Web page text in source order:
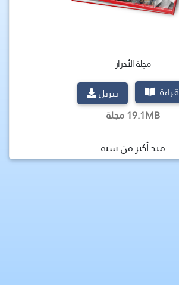
مجلة الأحرار
قراءة
تنزيل
19.1MB مجلة
منذ أكثر من سنة